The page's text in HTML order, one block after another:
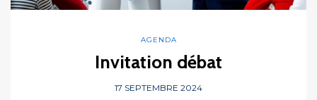
AGENDA
Invitation débat
17 SEPTEMBRE 2024